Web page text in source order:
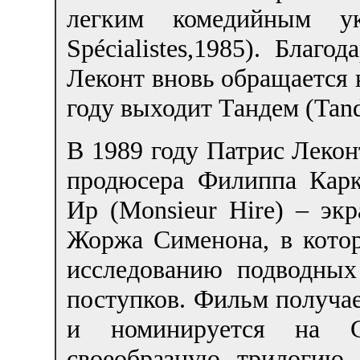
легким комедийным
Spécialistes,1985).
Леконт вновь
году выходит Тандем
В 1989 году Патрис
продюсера Филиппа
Ир (Monsieur Hire) –
Жоржа Сименона, в
исследованию
поступков. Фильм
и номинируется на